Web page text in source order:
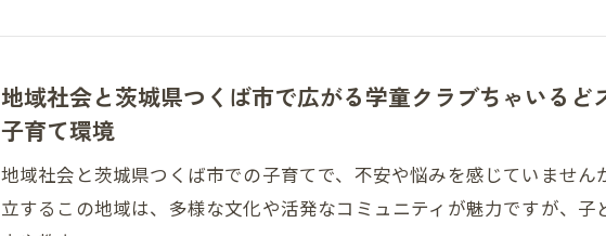
地域社会と茨城県つくば市で広がる学童クラブちゃいるど
子育て環境
地域社会と茨城県つくば市での子育てで、不安や悩みを感じていませ
立するこの地域は、多様な文化や活発なコミュニティが魅力ですが、子